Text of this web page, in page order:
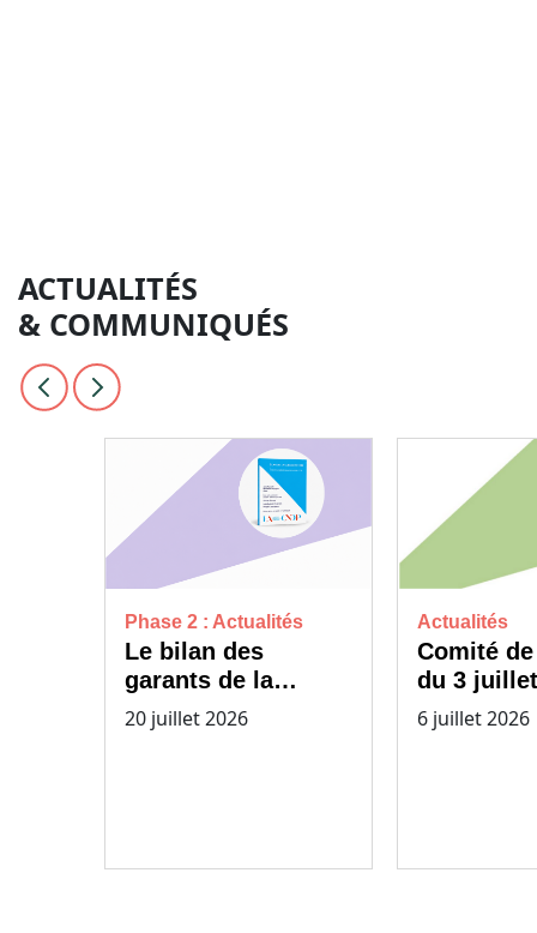
ACTUALITÉS
& COMMUNIQUÉS
Phase 2 : Actualités
Le bilan des
garants de la
concertation
préalable est
20 juillet 2026
Actualités
Comité
du 3
L’appel à
6 juillet 2026